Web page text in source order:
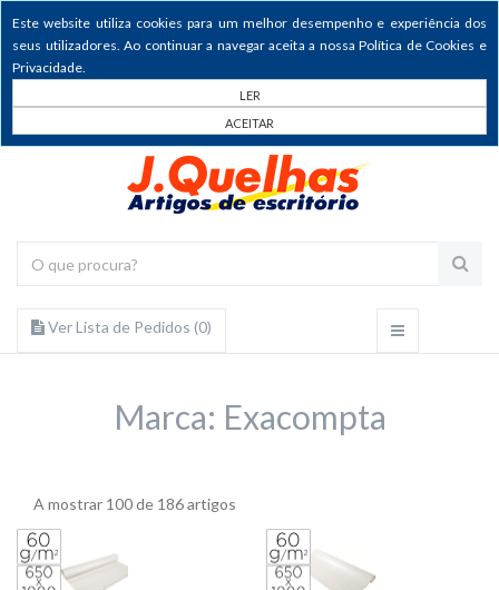
Este website utiliza cookies para um melhor desempenho e experiência dos
seus utilizadores. Ao continuar a navegar aceita a nossa Política de Cookies e
Privacidade.
LER
ACEITAR
Ver Lista de Pedidos (0)
Marca: Exacompta
A mostrar 100 de 186 artigos